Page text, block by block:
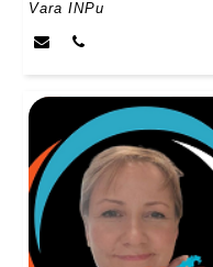
Vara INPu